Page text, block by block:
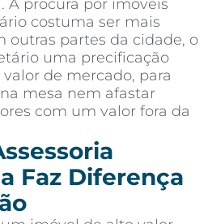
A procura por imóveis
costuma ser mais
outras partes da cidade, o
uma precificação
de mercado, para
mesa nem afastar
com um valor fora da
Faz Diferença